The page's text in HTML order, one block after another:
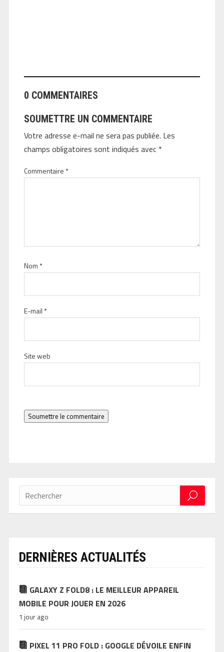
0 COMMENTAIRES
SOUMETTRE UN COMMENTAIRE
Votre adresse e-mail ne sera pas publiée. Les
champs obligatoires sont indiqués avec *
Commentaire *
Nom *
E-mail *
Site web
Soumettre le commentaire
DERNIÈRES ACTUALITÉS
GALAXY Z FOLD8 : LE MEILLEUR APPAREIL
MOBILE POUR JOUER EN 2026
1 jour ago
PIXEL 11 PRO FOLD : GOOGLE DÉVOILE ENFIN